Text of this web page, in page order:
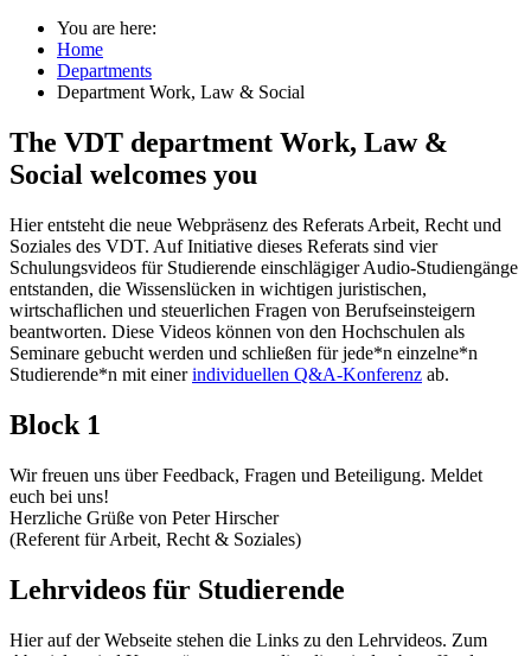
You are here:
Home
Departments
Department Work, Law & Social
The VDT department Work, Law &
Social welcomes you
Hier entsteht die neue Webpräsenz des Referats Arbeit, Recht und
Soziales des VDT. Auf Initiative dieses Referats sind vier
Schulungsvideos für Studierende einschlägiger Audio-Studiengänge
entstanden, die Wissenslücken in wichtigen juristischen,
wirtschaflichen und steuerlichen Fragen von Berufseinsteigern
beantworten. Diese Videos können von den Hochschulen als
Seminare gebucht werden und schließen für jede*n einzelne*n
Studierende*n mit einerindividuellen Q&A-Konferenz ab.
Block 1
Wir freuen uns über Feedback, Fragen und Beteiligung. Meldet
euch bei uns!
Herzliche Grüße von Peter Hirscher
(Referent für Arbeit, Recht & Soziales)
Lehrvideos für Studierende
Hier auf der Webseite stehen die Links zu den Lehrvideos. Zum